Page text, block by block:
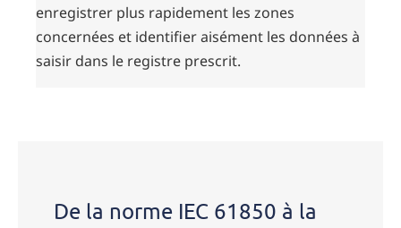
enregistrer plus rapidement les zones
concernées et identifier aisément les données à
saisir dans le registre prescrit.
De la norme IEC 61850 à la